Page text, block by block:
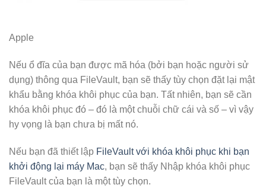
Apple
Nếu ổ đĩa của bạn được mã hóa (bởi bạn hoặc người sử
dụng) thông qua FileVault, bạn sẽ thấy tùy chọn đặt lại mật
khẩu bằng khóa khôi phục của bạn. Tất nhiên, bạn sẽ cần
khóa khôi phục đó – đó là một chuỗi chữ cái và số – vì vậy
hy vọng là bạn chưa bị mất nó.
Nếu bạn đã thiết lập FileVault với khóa khôi phục khi bạn
khởi động lại máy Mac, bạn sẽ thấy Nhập khóa khôi phục
FileVault của bạn là một tùy chọn.